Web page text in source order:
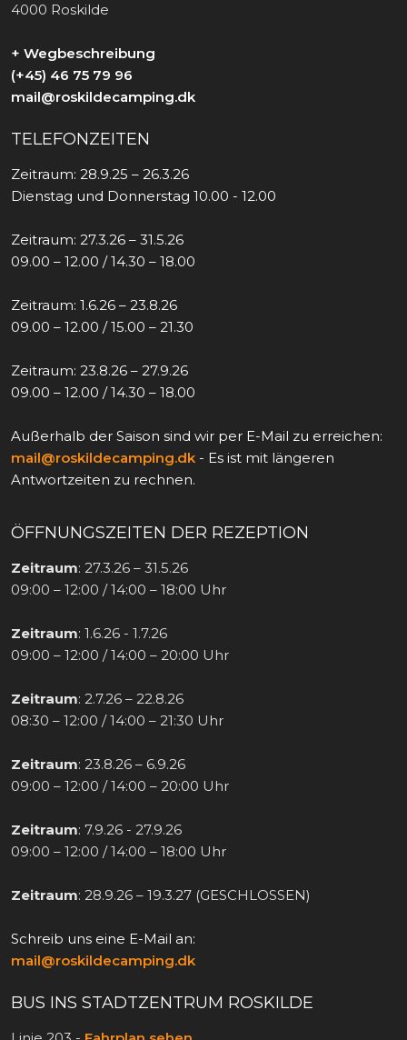
4000 Roskilde
+ Wegbeschreibung
(+45) 46 75 79 96
mail@roskildecamping.dk
TELEFONZEITEN
Zeitraum: 28.9.25 – 26.3.26
Dienstag und Donnerstag 10.00 - 12.00
Zeitraum: 27.3.26 – 31.5.26
09.00 – 12.00 / 14.30 – 18.00
Zeitraum: 1.6.26 – 23.8.26
09.00 – 12.00 / 15.00 – 21.30
Zeitraum: 23.8.26 – 27.9.26
09.00 – 12.00 / 14.30 – 18.00
Außerhalb der Saison sind wir per E-Mail zu erreichen:
mail@roskildecamping.dk- Es ist mit längeren
Antwortzeiten zu rechnen.
ÖFFNUNGSZEITEN DER REZEPTION
Zeitraum: 27.3.26 – 31.5.26
09:00 – 12:00 / 14:00 – 18:00 Uhr
Zeitraum: 1.6.26 - 1.7.26
09:00 – 12:00 / 14:00 – 20:00 Uhr
Zeitraum: 2.7.26 – 22.8.26
08:30 – 12:00 / 14:00 – 21:30 Uhr
Zeitraum: 23.8.26 – 6.9.26
09:00 – 12:00 / 14:00 – 20:00 Uhr
Zeitraum: 7.9.26 - 27.9.26
09:00 – 12:00 / 14:00 – 18:00 Uhr
Zeitraum: 28.9.26 – 19.3.27 (GESCHLOSSEN)​
Schreib uns eine E-Mail an:
mail@roskildecamping.dk
BUS INS STADTZENTRUM ROSKILDE